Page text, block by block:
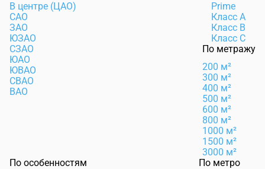
В центре (ЦАО)
САО
ЗАО
ЮЗАО
СЗАО
ЮАО
ЮВАО
СВАО
ВАО
Prime
Класс А
Класс B
Класс C
По метражу
200 м²
300 м²
400 м²
500 м²
600 м²
800 м²
1000 м²
1500 м²
3000 м²
По особенностям
По метро